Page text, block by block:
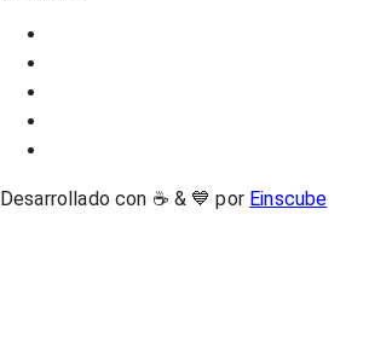
Desarrollado con ☕ & 💙 por Einscube